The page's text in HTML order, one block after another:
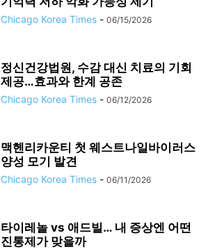
Chicago Korea Times - 06/15/2026
정신건강법원, 수감 대신 치료의 기회
제공…효과와 한계 공존
Chicago Korea Times - 06/12/2026
맥헨리카운티 첫 웨스트나일바이러스
양성 모기 발견
Chicago Korea Times - 06/11/2026
타이레놀 vs 애드빌… 내 증상엔 어떤
진통제가 맞을까